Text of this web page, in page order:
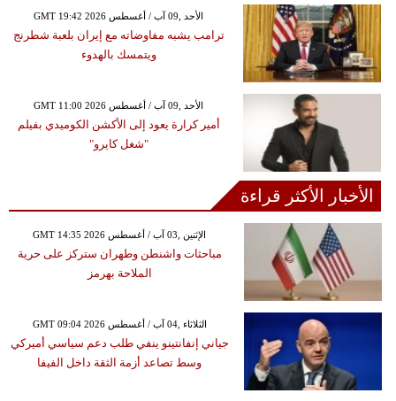
GMT 19:42 2026 الأحد ,09 آب / أغسطس
ترامب يشبه مفاوضاته مع إيران بلعبة شطرنج
ويتمسك بالهدوء
GMT 11:00 2026 الأحد ,09 آب / أغسطس
أمير كرارة يعود إلى الأكشن الكوميدي بفيلم
"شغل كايرو"
الأخبار الأكثر قراءة
GMT 14:35 2026 الإثنين ,03 آب / أغسطس
مباحثات واشنطن وطهران ستركز على حرية
الملاحة بهرمز
GMT 09:04 2026 الثلاثاء ,04 آب / أغسطس
جياني إنفانتينو ينفي طلب دعم سياسي أميركي
وسط تصاعد أزمة الثقة داخل الفيفا